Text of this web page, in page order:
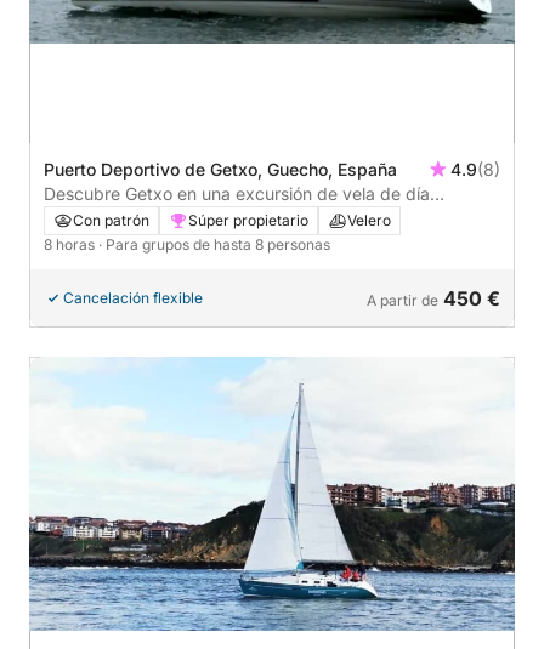
Puerto Deportivo de Getxo, Guecho, España 4.9(8)
Descubre Getxo en una excursión de vela de día
completo.
Con patrón Súper propietario
Velero
8 horas · Para grupos de hasta 8 personas
Cancelación flexible A partir de 450 €